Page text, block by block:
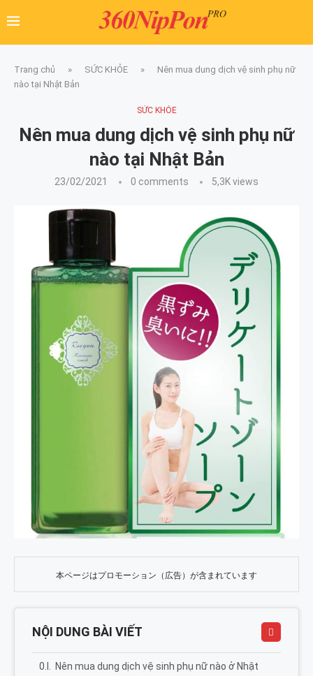
Trang chủ » SỨC KHỎE »
Nên mua dung dịch vệ sinh phụ nữ
nào tại Nhật Bản
SỨC KHỎE
Nên mua dung dịch vệ sinh phụ nữ
nào tại Nhật Bản
23/02/2021 0 comments 5,3Kviews
本ページはプロモーション（広告）が含まれています
NỘI DUNG BÀI VIẾT
Nên mua dung dịch vệ sinh phụ nữ nào ở Nhật